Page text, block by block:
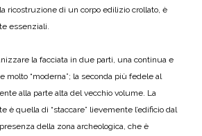
ricostruzione di un corpo edilizio crollato, è
essenziali.
la facciata in due parti, una continua e
molto “moderna”; la seconda più fedele al
alla parte alta del vecchio volume. La
è quella di “staccare” lievemente l’edificio dal
della zona archeologica, che è